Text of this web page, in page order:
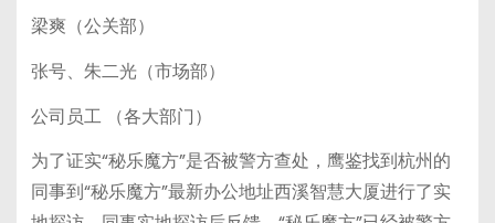
梁爽（公关部）
张号、朱二光（市场部）
公司员工 （各大部门）
为了证实“秘乐魔方”是否被警方查处，鹰鉴找到杭州的
同事到“秘乐魔方”最新办公地址西溪智慧大厦进行了实